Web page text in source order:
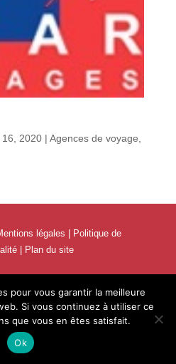
16, 2020| Agences de voyage
légales | Politique de
| Plan du site
pour vous garantir la meilleure
Si vous continuez à utiliser ce
que vous en êtes satisfait.
Ok